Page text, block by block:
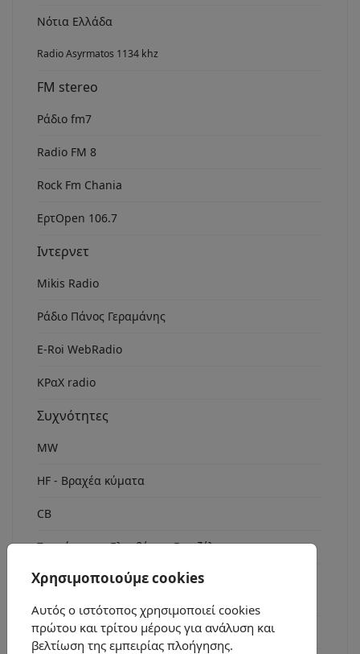
Νότια Ελλάδα
Radio Asyrmatos 1134 khz
FM stereo
Ράδιο fm7
Radio FM 8
Rock Fm Chania
ΕρτOpen 106.7
Ιντερνετ
Mikis Radio
Ράδιο Πάνος Γεραμάνης
Ε-Roi WebRadio
ΚΡαΧ radio
Συχνότητες
MW
HF - Βραχέα κύματα
CB
Συχνότητες - Ελευθέριος Βενιζέλος
Εκπομπές
Nicholson Radio 92.8 Fm (1980)
Χρησιμοποιούμε cookies
Αυτός ο ιστότοπος χρησιμοποιεί cookies
πρώτου και τρίτου μέρους για ανάλυση και
βελτίωση της εμπειρίας πλοήγησης.